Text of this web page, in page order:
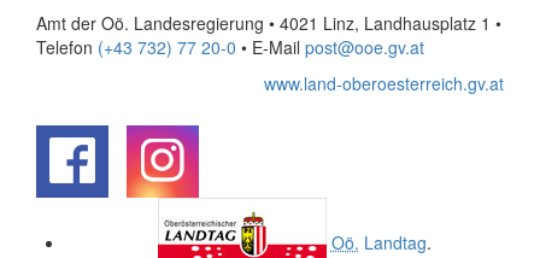
Amt der Oö. Landesregierung • 4021 Linz, Landhausplatz 1 •
Telefon (+43 732) 77 20-0 • E-Mail post@ooe.gv.at
www.land-oberoesterreich.gv.at
Oö. Landtag.